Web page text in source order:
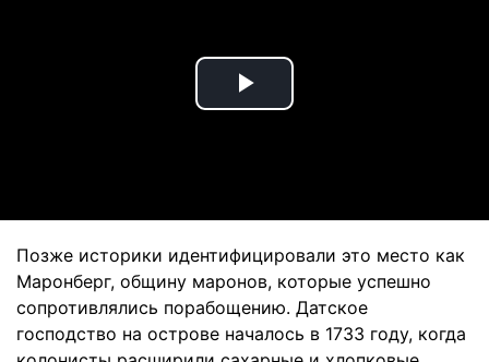
Play
Позже историки идентифицировали это место как
Маронберг, общину маронов, которые успешно
сопротивлялись порабощению. Датское
господство на острове началось в 1733 году, когда